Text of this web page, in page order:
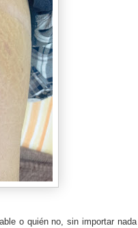
o quién no, sin importar nada